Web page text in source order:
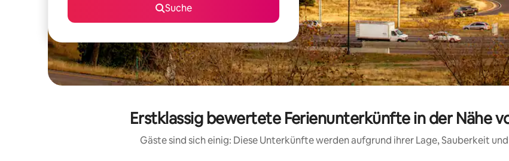
Suche
Erstklassig bewertete Ferienunterkünfte in der Nähe
Gäste sind sich einig: Diese Unterkünfte werden aufgrund ihrer Lage, Sauberkeit